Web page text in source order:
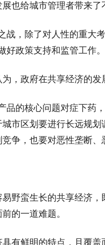
也给城市管理者带来了
战，除了对人性的重大
好政策支持和监管工作。
，政府在共享经济的
品的核心问题对症下药
市区划要进行长远规
争，也要对恶性垄断、
野蛮生长的共享经济
的一道难题。
有鲜明的特点，且覆